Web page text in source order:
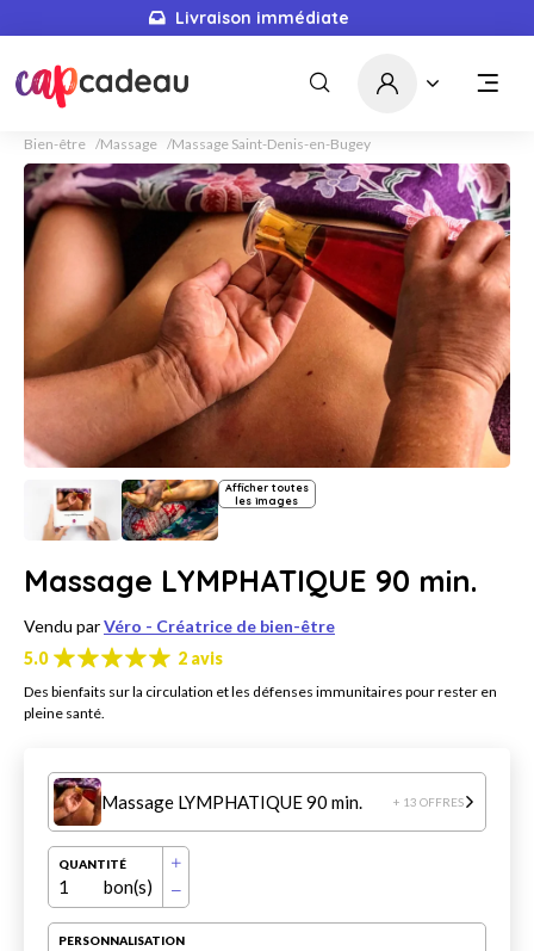
Livraison immédiate
Bien-être Massage Massage Saint-Denis-en-Bugey
Afficher toutes
les images
Massage LYMPHATIQUE 90 min.
Vendu parVéro - Créatrice de bien-être
5.0
2 avis
Des bienfaits sur la circulation et les défenses immunitaires pour rester en
pleine santé.
Massage LYMPHATIQUE 90 min. + 13 OFFRES
QUANTITÉ
1 bon(s)
PERSONNALISATION